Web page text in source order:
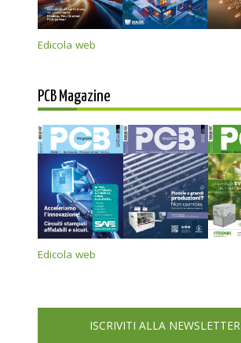
Edicola web
PCB Magazine
Edicola web
ISCRIVITI ALLA NEWSLETTER